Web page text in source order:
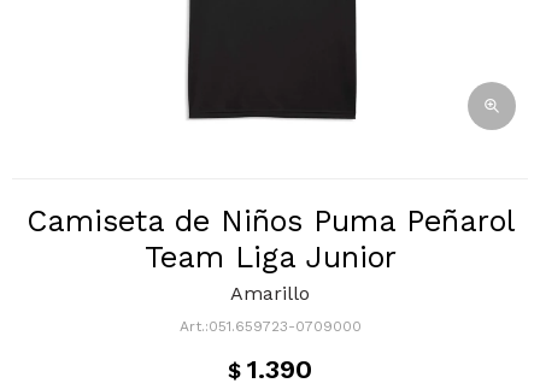
Camiseta de Niños Puma Peñarol
Team Liga Junior
Amarillo
051.659723-0709000
$ 1.390